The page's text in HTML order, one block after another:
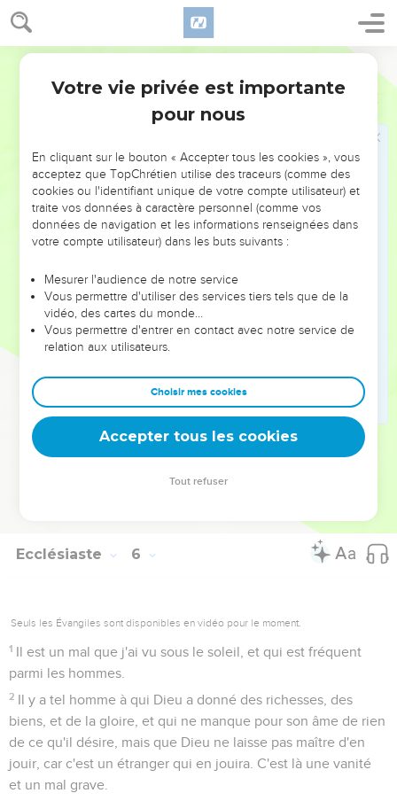
Ecclésiaste 5
possède.
(5 : 13) Ces richesses se perdent par quelque événement
fâcheux ; il a engendré un fils, et il ne reste rien entre ses
(5 : 14) Comme il est sorti du ventre de sa mère, il s'en
retourne nu ainsi qu'il était venu, et pour son travail
n'emporte rien qu'il puisse prendre dans sa main.
(5 : 15) C'est encore là un mal grave. Il s'en va comme il
était venu ; et quel avantage lui revient-il d'avoir travaillé
pour du vent ?
(5 : 16) De plus, toute sa vie il mange dans les ténèbres, et
(5 : 17) Voici ce que j'ai vu : c'est pour l'homme une chose
bonne et belle de manger et de boire, et de jouir du bien-
être au milieu de tout le travail qu'il fait sous le soleil,
pendant le nombre des jours de vie que Dieu lui a donnés ;
car c'est là sa part.
(5 : 18) Mais, si Dieu a donné à un homme des richesses et
des biens, s'il l'a rendu maître d'en manger, d'en prendre sa
part, et de se réjouir au milieu de son travail, c'est là un don
Ecclésiaste 6
Seuls les Évangiles sont disponibles en vidéo pour le moment.
1 Il est un mal que j'ai vu sous le soleil, et qui est fréquent
parmi les hommes.
2 Il y a tel homme à qui Dieu a donné des richesses, des
biens, et de la gloire, et qui ne manque pour son âme de rien
de ce qu'il désire, mais que Dieu ne laisse pas maître d'en
jouir, car c'est un étranger qui en jouira. C'est là une vanité
et un mal grave.
Votre vie privée est importante
pour nous
En cliquant sur le bouton « Accepter tous les cookies », vous
acceptez que TopChrétien utilise des traceurs (comme des
cookies ou l'identifiant unique de votre compte utilisateur) et
traite vos données à caractère personnel (comme vos
données de navigation et les informations renseignées dans
votre compte utilisateur) dans les buts suivants :
Mesurer l'audience de notre service
Vous permettre d'utiliser des services tiers tels que de la
vidéo, des cartes du monde…
Vous permettre d'entrer en contact avec notre service de
relation aux utilisateurs.
Choisir mes cookies
Accepter tous les cookies
Tout refuser